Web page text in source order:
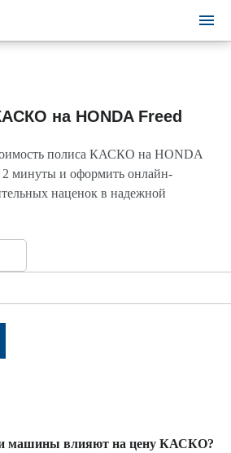
на HONDA Freed
полиса КАСКО на HONDA
минуты и оформить онлайн-
наценок в надежной
машины влияют на цену КАСКО?